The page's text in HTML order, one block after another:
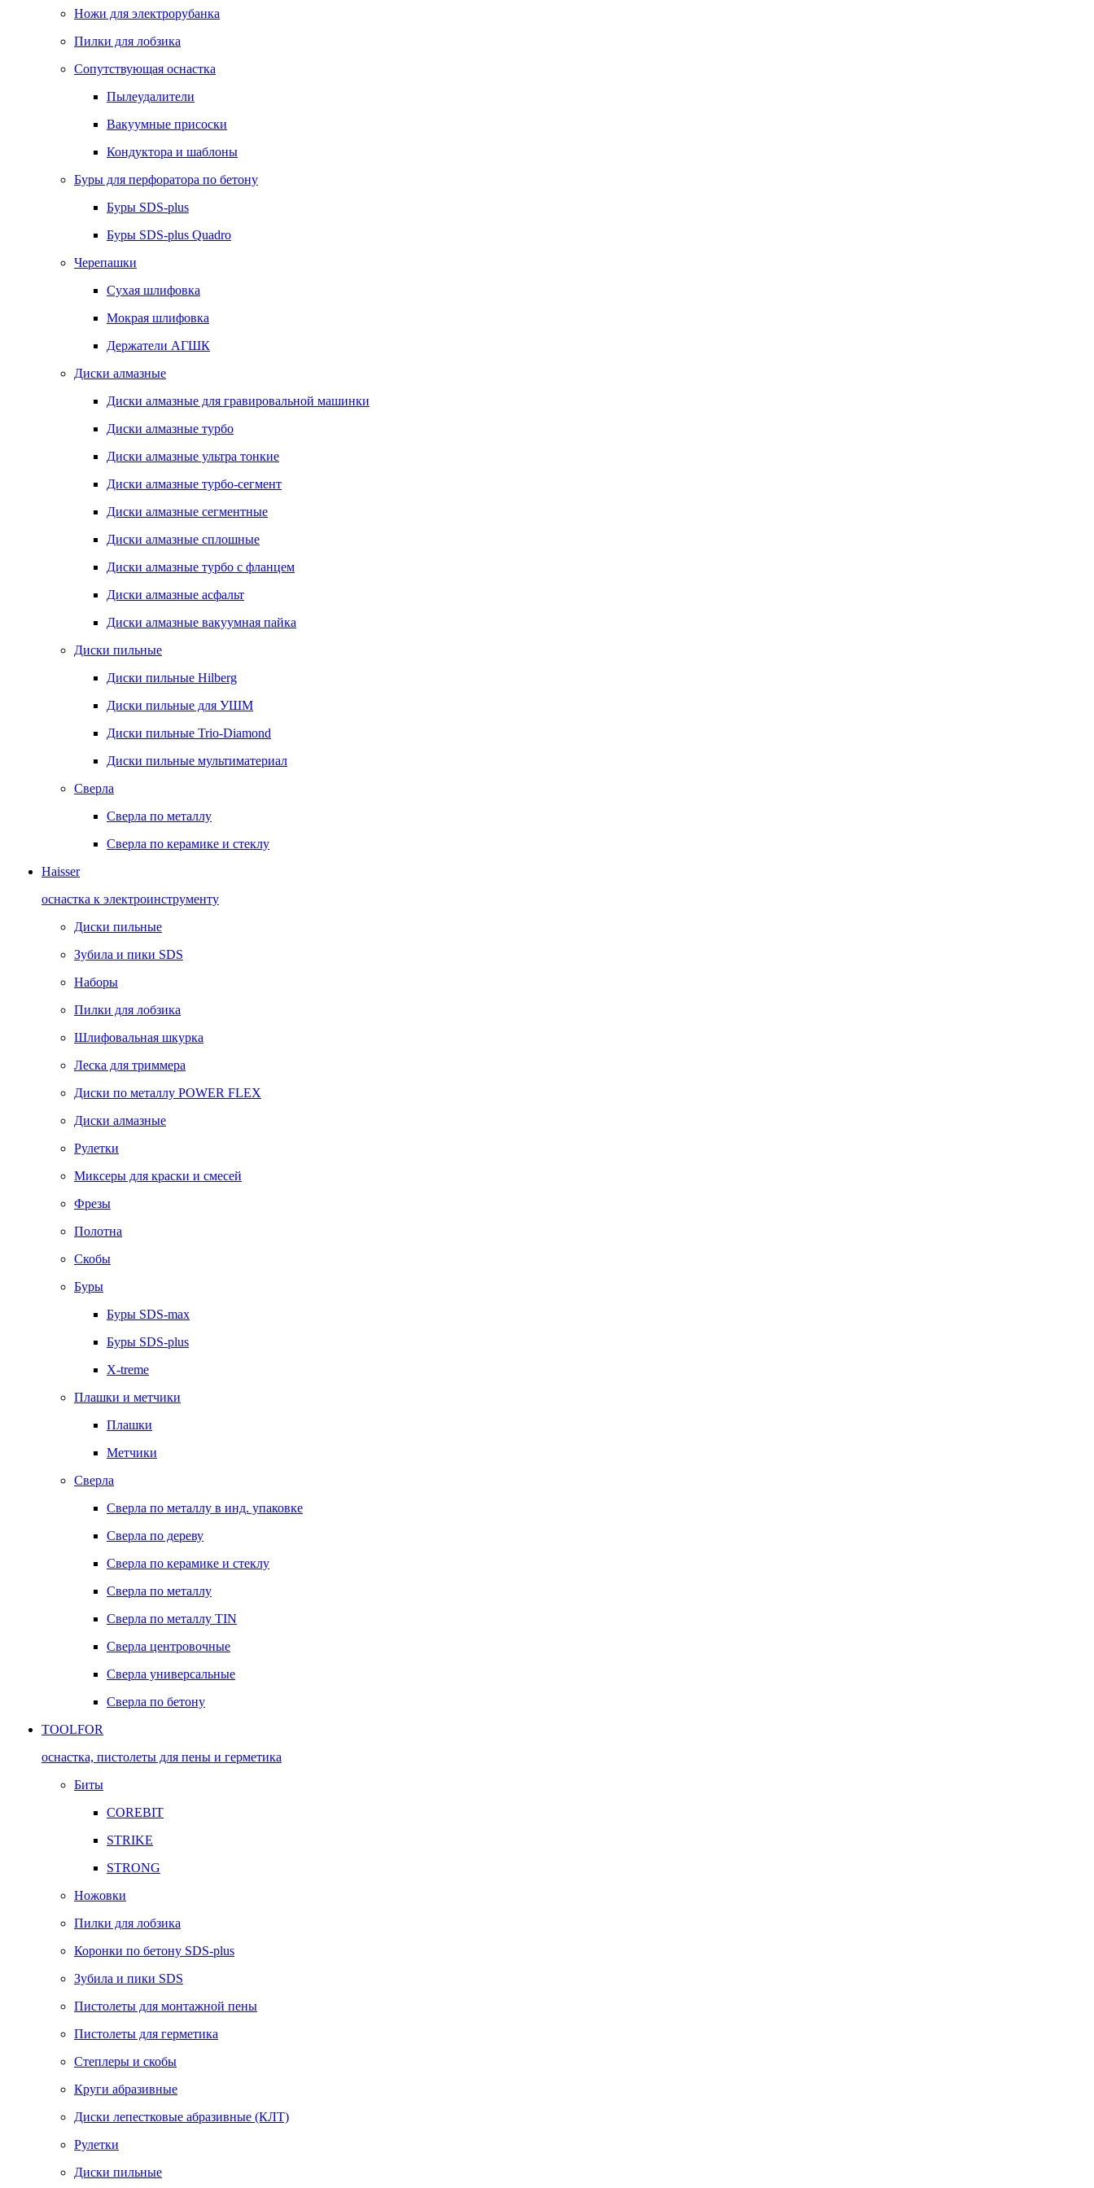
Ножи для электрорубанка
Пилки для лобзика
Сопутствующая оснастка
Пылеудалители
Вакуумные присоски
Кондуктора и шаблоны
Буры для перфоратора по бетону
Буры SDS-plus
Буры SDS-plus Quadro
Черепашки
Сухая шлифовка
Мокрая шлифовка
Держатели АГШК
Диски алмазные
Диски алмазные для гравировальной машинки
Диски алмазные турбо
Диски алмазные ультра тонкие
Диски алмазные турбо-сегмент
Диски алмазные сегментные
Диски алмазные сплошные
Диски алмазные турбо с фланцем
Диски алмазные асфальт
Диски алмазные вакуумная пайка
Диски пильные
Диски пильные Hilberg
Диски пильные для УШМ
Диски пильные Trio-Diamond
Диски пильные мультиматериал
Сверла
Сверла по металлу
Сверла по керамике и стеклу
Haisser
оснастка к электроинструменту
Диски пильные
Зубила и пики SDS
Наборы
Пилки для лобзика
Шлифовальная шкурка
Леска для триммера
Диски по металлу POWER FLEX
Диски алмазные
Рулетки
Миксеры для краски и смесей
Фрезы
Полотна
Скобы
Буры
Буры SDS-max
Буры SDS-plus
X-treme
Плашки и метчики
Плашки
Метчики
Сверла
Сверла по металлу в инд. упаковке
Сверла по дереву
Сверла по керамике и стеклу
Сверла по металлу
Сверла по металлу TIN
Сверла центровочные
Сверла универсальные
Сверла по бетону
TOOLFOR
оснастка, пистолеты для пены и герметика
Биты
COREBIT
STRIKE
STRONG
Ножовки
Пилки для лобзика
Коронки по бетону SDS-plus
Зубила и пики SDS
Пистолеты для монтажной пены
Пистолеты для герметика
Степлеры и скобы
Круги абразивные
Диски лепестковые абразивные (КЛТ)
Рулетки
Диски пильные